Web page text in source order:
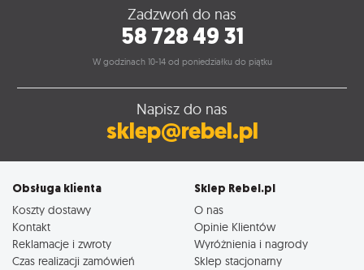
Zadzwoń do nas
58 728 49 31
W godzinach 10-14 od poniedziałku do piątku
Napisz do nas
sklep@rebel.pl
Obsługa klienta
Koszty dostawy
Kontakt
Reklamacje i zwroty
Czas realizacji zamówień
Sklep Rebel.pl
O nas
Opinie Klientów
Wyróżnienia i nagrody
Sklep stacjonarny